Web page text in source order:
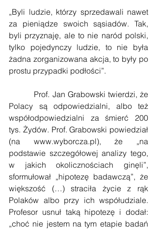
„Byli ludzie, którzy sprzedawali nawet
za pieniądze swoich sąsiadów. Tak,
byli przyznaję, ale to nie naród polski,
tylko pojedynczy ludzie, to nie była
żadna zorganizowana akcja, to były po
prostu przypadki podłości”.
Polacy są odpowiedzialni, albo też
współodpowiedzialni za śmierć 200
tys. Żydów. Prof. Grabowski powiedział
(na www.wyborcza.pl), że „na
podstawie szczegółowej analizy tego,
w jakich okolicznościach ginęli”,
sformułował „hipotezę badawczą”, że
większość (…) straciła życie z rąk
Polaków albo przy ich współudziale.
Profesor usnuł taką hipotezę i dodał:
„choć nie jestem na tym etapie badań